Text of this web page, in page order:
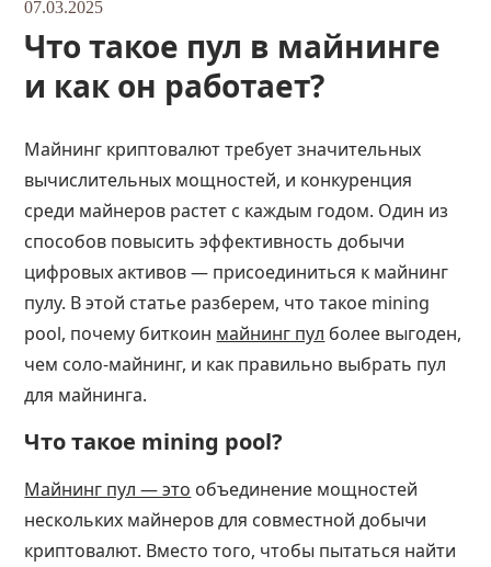
07.03.2025
Что такое пул в майнинге
и как он работает?
Майнинг криптовалют требует значительных
вычислительных мощностей, и конкуренция
среди майнеров растет с каждым годом. Один из
способов повысить эффективность добычи
цифровых активов — присоединиться к майнинг
пулу. В этой статье разберем, что такое mining
pool, почему биткоин майнинг пул более выгоден,
чем соло-майнинг, и как правильно выбрать пул
для майнинга.
Что такое mining pool?
Майнинг пул — это объединение мощностей
нескольких майнеров для совместной добычи
криптовалют. Вместо того, чтобы пытаться найти